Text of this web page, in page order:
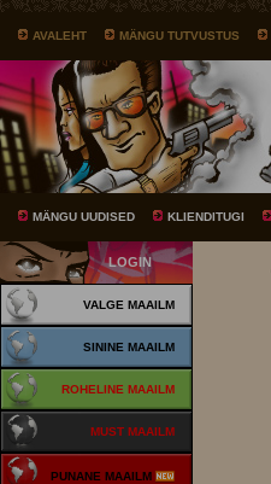
AVALEHT MÄNGU TUTVUSTUS
MÄNGU UUDISED KLIENDITUGI
LOGIN
VALGE MAAILM
SININE MAAILM
ROHELINE MAAILM
MUST MAAILM
PUNANE MAAILM